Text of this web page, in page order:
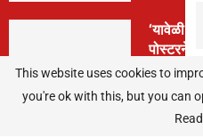
‘यावेळी
पोस्टरने
This website uses cookies to
you're ok with this, but you can